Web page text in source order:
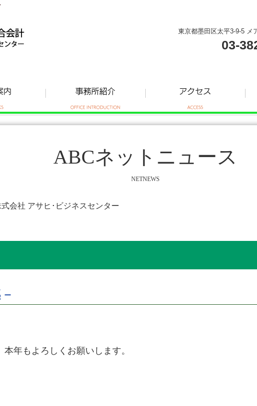
東京都墨田区太平3-9-5 メ
03-
ABCネットニュース
NETNEWS
会社 アサヒ･ビジネスセンター
年もよろしくお願いします。